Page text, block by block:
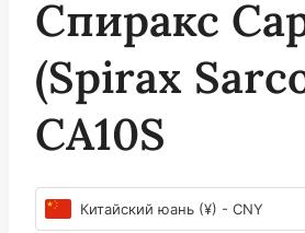
Спиракс
(Spirax
CA10S
Китайский юань (¥) - CNY